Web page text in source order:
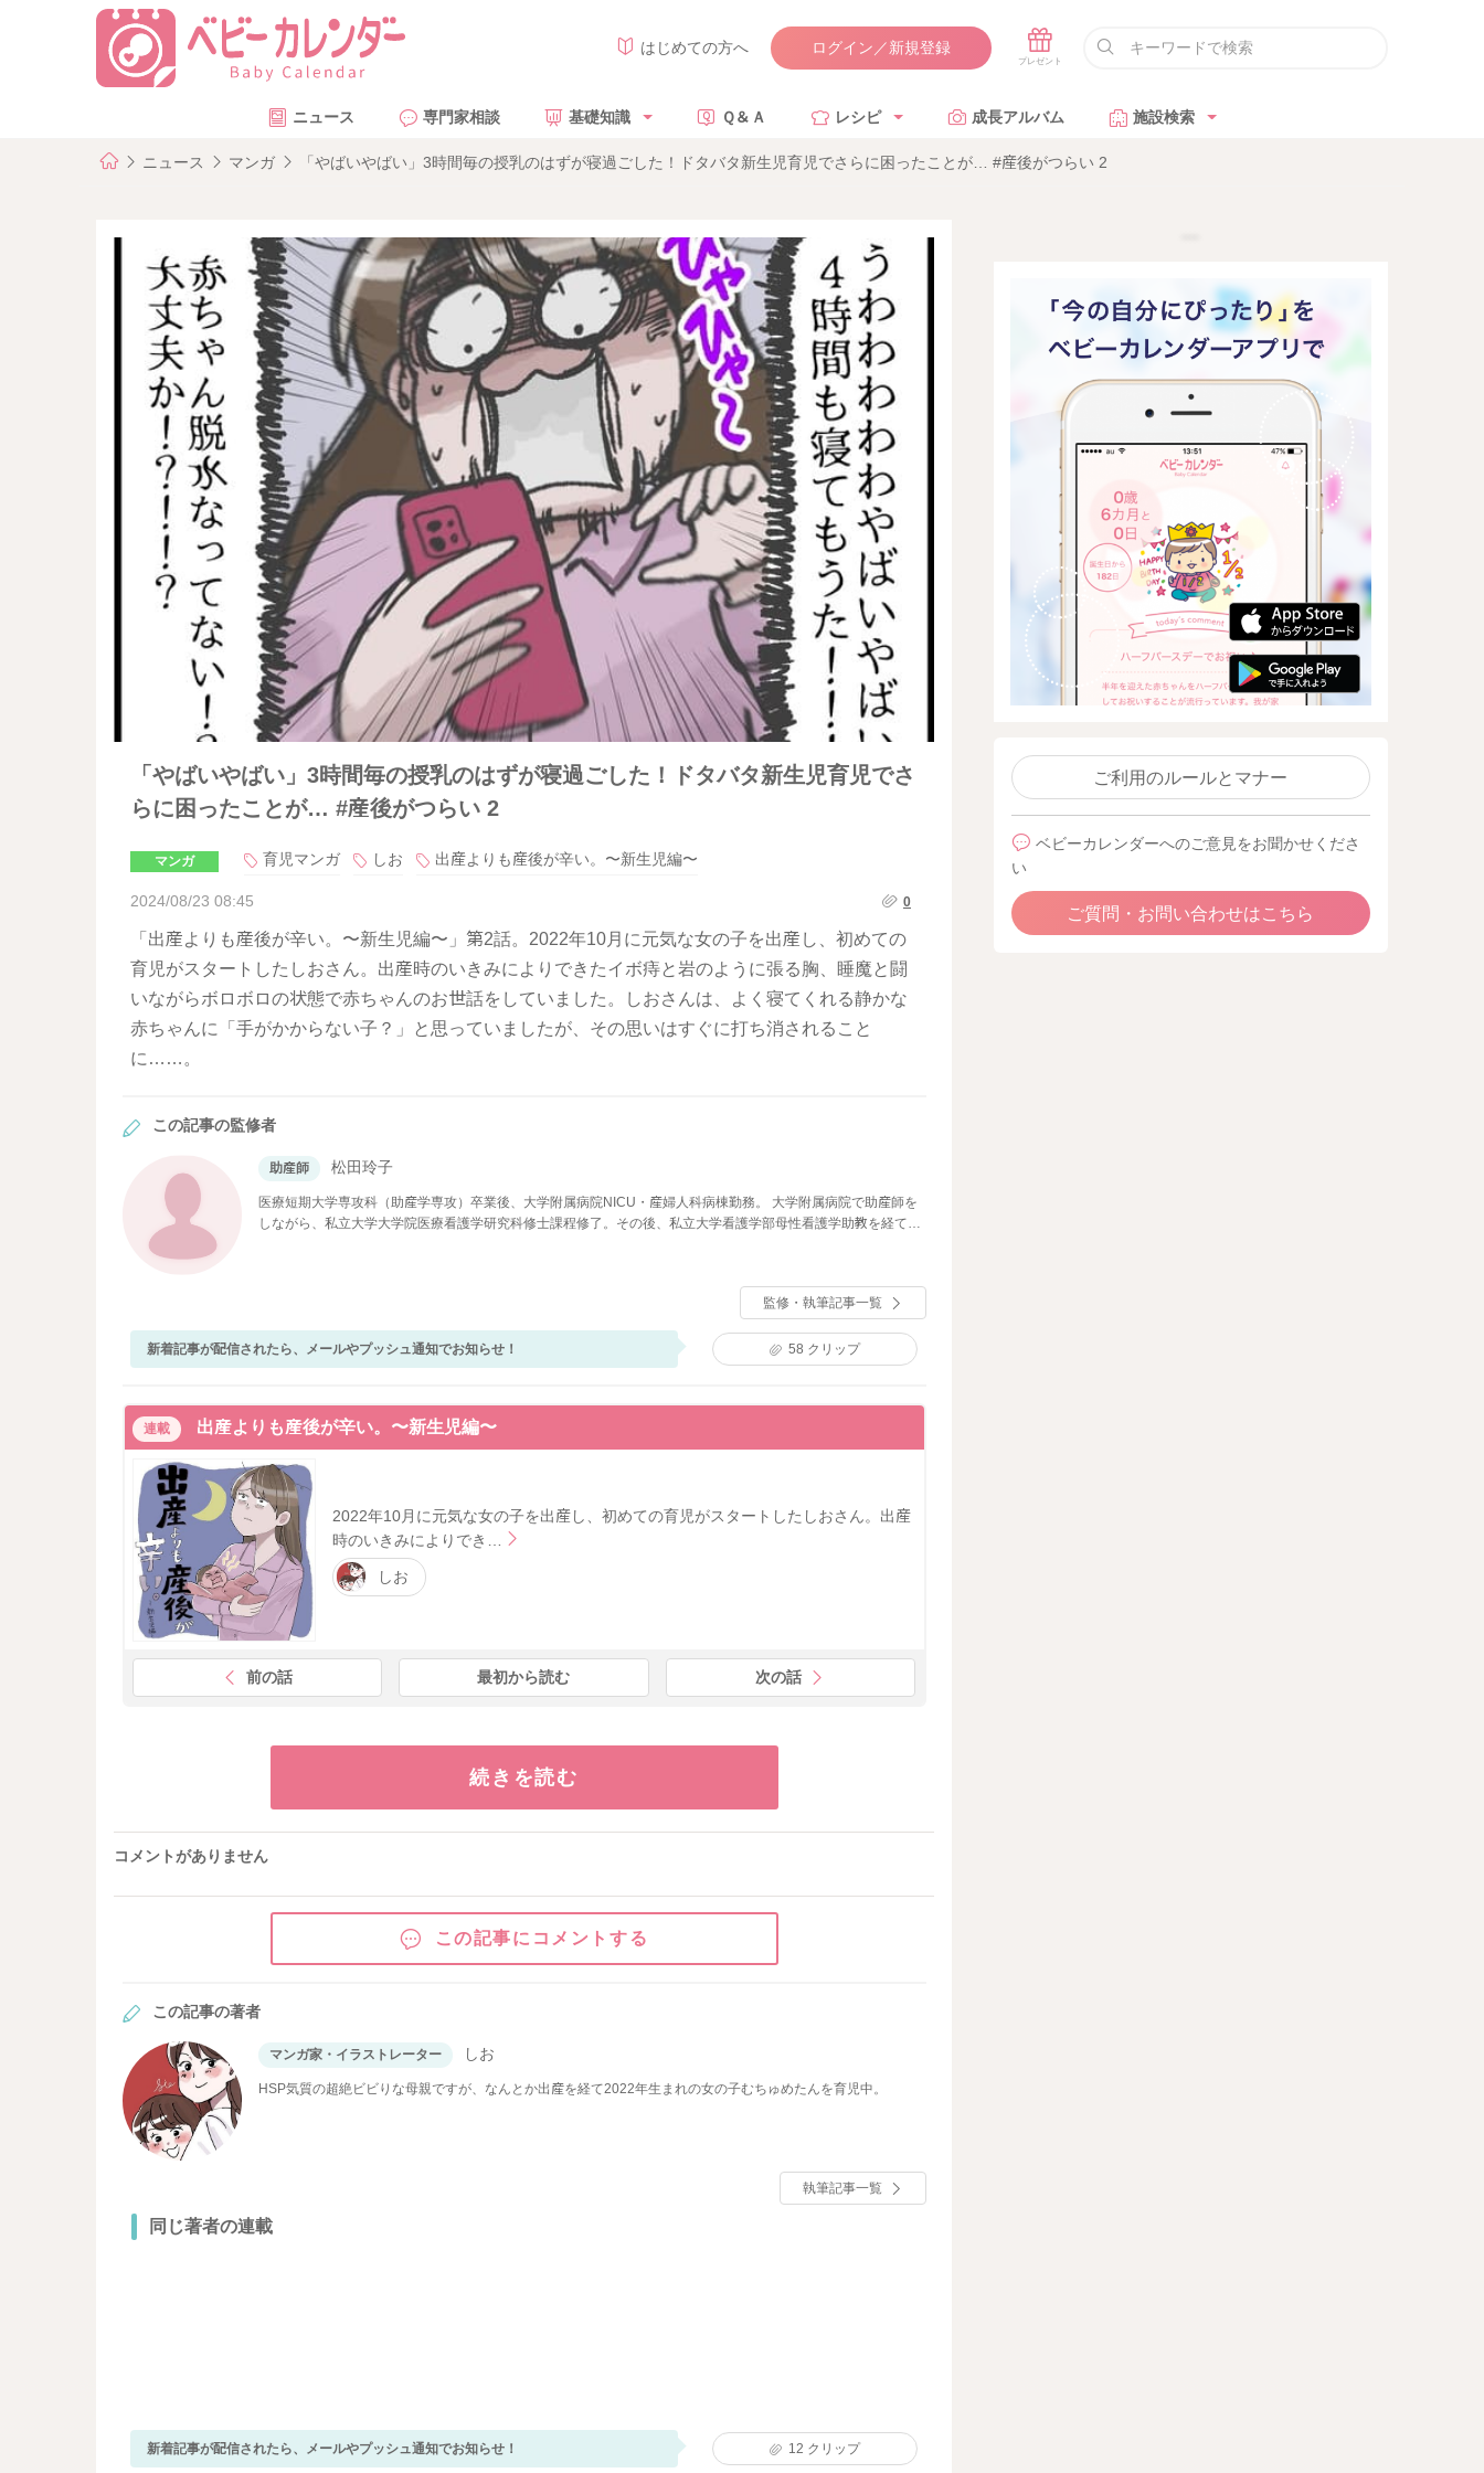
はじめての方へ ログイン／新規登録
ニュース 専門家相談 基礎知識 Ｑ＆Ａ レシピ 成長アルバム 施設検索
ニュース マンガ 「やばいやばい」3時間毎の授乳のはずが寝過ごした！ドタバタ新生児育児でさらに困ったことが… #産後がつらい 2
「やばいやばい」3時間毎の授乳のはずが寝過ごした！ドタバタ新生児育児でさ
らに困ったことが… #産後がつらい 2
マンガ 育児マンガ しお 出産よりも産後が辛い。〜新生児編〜
2024/08/23 08:45 0
「出産よりも産後が辛い。〜新生児編〜」第2話。2022年10月に元気な女の子を出産し、初めての
育児がスタートしたしおさん。出産時のいきみによりできたイボ痔と岩のように張る胸、睡魔と闘
いながらボロボロの状態で赤ちゃんのお世話をしていました。しおさんは、よく寝てくれる静かな
赤ちゃんに「手がかからない子？」と思っていましたが、その思いはすぐに打ち消されること
に……。
この記事の監修者
助産師 松田玲子
医療短期大学専攻科（助産学専攻）卒業後、大学附属病院NICU・産婦人科病棟勤務。 大学附属病院で助産師を
しながら、私立大学大学院医療看護学研究科修士課程修了。その後、私立大学看護学部母性看護学助教を経て、
監修・執筆記事一覧
新着記事が配信されたら、メールやプッシュ通知でお知らせ！ 58 クリップ
連載 出産よりも産後が辛い。〜新生児編〜
2022年10月に元気な女の子を出産し、初めての育児がスタートしたしおさん。出産
時のいきみによりでき…
しお
前の話 最初から読む 次の話
続きを読む
コメントがありません
この記事にコメントする
この記事の著者
マンガ家・イラストレーター しお
HSP気質の超絶ビビりな母親ですが、なんとか出産を経て2022年生まれの女の子むちゅめたんを育児中。
執筆記事一覧
同じ著者の連載
新着記事が配信されたら、メールやプッシュ通知でお知らせ！ 12 クリップ
ご利用のルールとマナー
ベビーカレンダーへのご意見をお聞かせくださ
い
ご質問・お問い合わせはこちら